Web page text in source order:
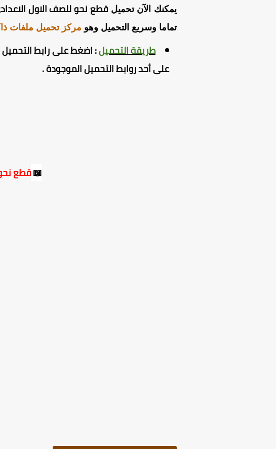
يمكنك الآن تحميلقطع نحو للصف الاول
تماما وسريع التحميل وهو مركز تحميل ملفات
طريقة التحميل:اضغطعلى رابط
على أحد روابط التحميل الموجودة.
📖قطع